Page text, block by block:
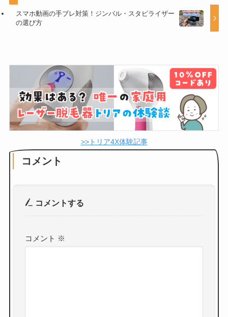
スマホ動画の手ブレ対策！ジンバル・スタビライザー
の選び方
>>トリア4X体験記事
コメント
コメントする
コメント ※